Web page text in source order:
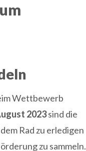
Wettbewerb
2023sind die
Rad zu erledigen
zu sammeln.